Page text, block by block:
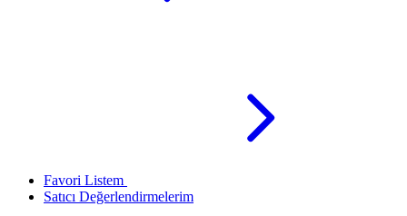
Favori Listem
Satıcı Değerlendirmelerim